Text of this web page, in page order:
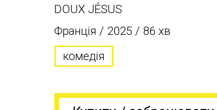
DOUX JÉSUS
Франція / 2025 / 86 хв
комедія